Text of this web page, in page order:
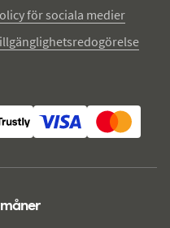
för sociala medier